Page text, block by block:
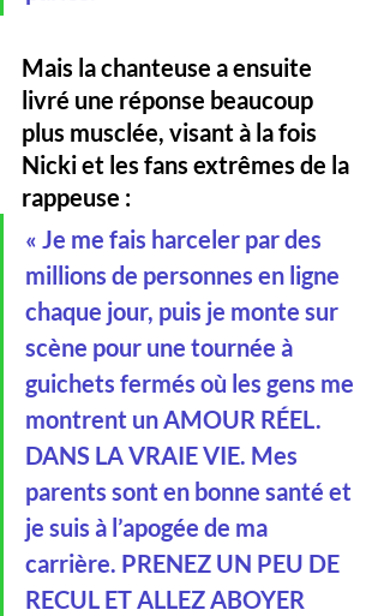
Mais la chanteuse a ensuite
livré une réponse beaucoup
plus musclée, visant à la fois
Nicki et les fans extrêmes de la
rappeuse :
« Je me fais harceler par des
millions de personnes en ligne
chaque jour, puis je monte sur
scène pour une tournée à
guichets fermés où les gens me
montrent un AMOUR RÉEL.
DANS LA VRAIE VIE. Mes
parents sont en bonne santé et
je suis à l’apogée de ma
carrière. PRENEZ UN PEU DE
RECUL ET ALLEZ ABOYER